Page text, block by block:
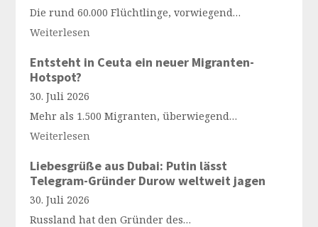
Die rund 60.000 Flüchtlinge, vorwiegend…
Weiterlesen
Entsteht in Ceuta ein neuer Migranten-
Hotspot?
30. Juli 2026
Mehr als 1.500 Migranten, überwiegend…
Weiterlesen
Liebesgrüße aus Dubai: Putin lässt
Telegram-Gründer Durow weltweit jagen
30. Juli 2026
Russland hat den Gründer des…